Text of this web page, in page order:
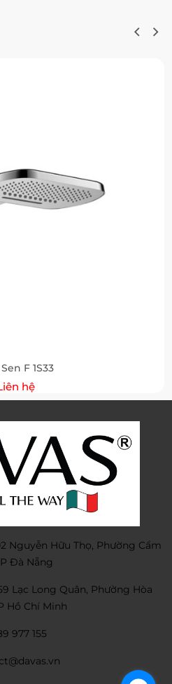
F 1S33
hệ
Nguyễn Hữu Thọ, Phường Cẩm
Đà Nẵng
Lạc Long Quân, Phường Hòa
Hồ Chí Minh
977 155